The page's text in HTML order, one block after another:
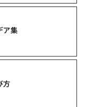
ア集
方